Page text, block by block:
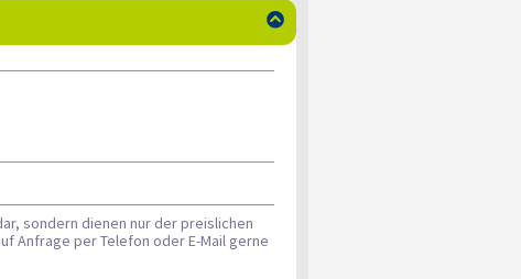

sondern dienen nur der preislichen
Anfrage per Telefon oder E-Mail gerne